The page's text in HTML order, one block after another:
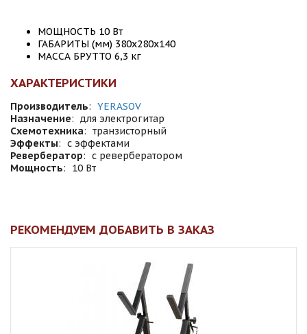
МОЩНОСТЬ 10 Вт
ГАБАРИТЫ (мм) 380х280х140
МАССА БРУТТО 6,3 кг
ХАРАКТЕРИСТИКИ
Производитель: YERASOV
Назначение: для электрогитар
Схемотехника: транзисторный
Эффекты: с эффектами
Ревербератор: с ревербератором
Мощность: 10 Вт
РЕКОМЕНДУЕМ ДОБАВИТЬ В ЗАКАЗ